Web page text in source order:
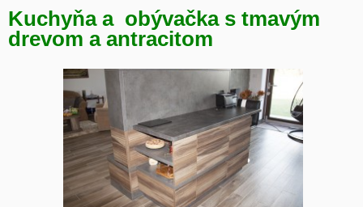
Kuchyňa a obývačka s tmavým
drevom a antracitom